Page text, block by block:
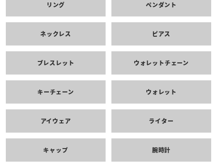
リング ペンダント
ネックレス ピアス
ブレスレット ウォレットチェーン
キーチェーン ウォレット
アイウェア ライター
キャップ 腕時計